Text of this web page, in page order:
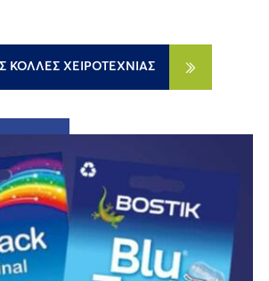
ΚΌΛΛΕΣ ΧΕΙΡΟΤΕΧΝΊΑΣ